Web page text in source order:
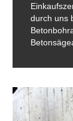
durch uns